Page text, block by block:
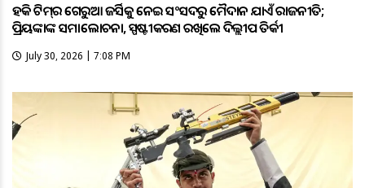
ହକି ଟିମ୍‌ର ଗେରୁଆ ଜର୍ସିକୁ ନେଇ ସଂସଦରୁ ମୈଦାନ ଯାଏଁ ରାଜନୀତି;
ପ୍ରିୟଙ୍କାଙ୍କ ସମାଲୋଚନା, ସ୍ପଷ୍ଟୀକରଣ ରଖିଲେ ଦିଲ୍ଲୀପ ତିର୍କୀ
July 30, 2026 | 7:08 PM